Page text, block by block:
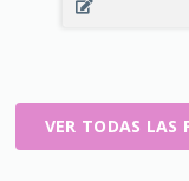
VER TODAS LAS